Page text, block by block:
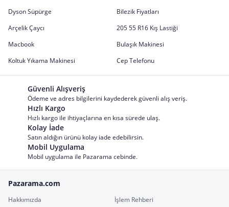
Dyson Süpürge
Bilezik Fiyatları
Arçelik Çaycı
205 55 R16 Kış Lastiği
Macbook
Bulaşık Makinesi
Koltuk Yıkama Makinesi
Cep Telefonu
Güvenli Alışveriş
Ödeme ve adres bilgilerini kaydederek güvenli alış veriş.
Hızlı Kargo
Hızlı kargo ile ihtiyaçlarına en kısa sürede ulaş.
Kolay İade
Satın aldığın ürünü kolay iade edebilirsin.
Mobil Uygulama
Mobil uygulama ile Pazarama cebinde.
Pazarama.com
Hakkımızda
İşlem Rehberi